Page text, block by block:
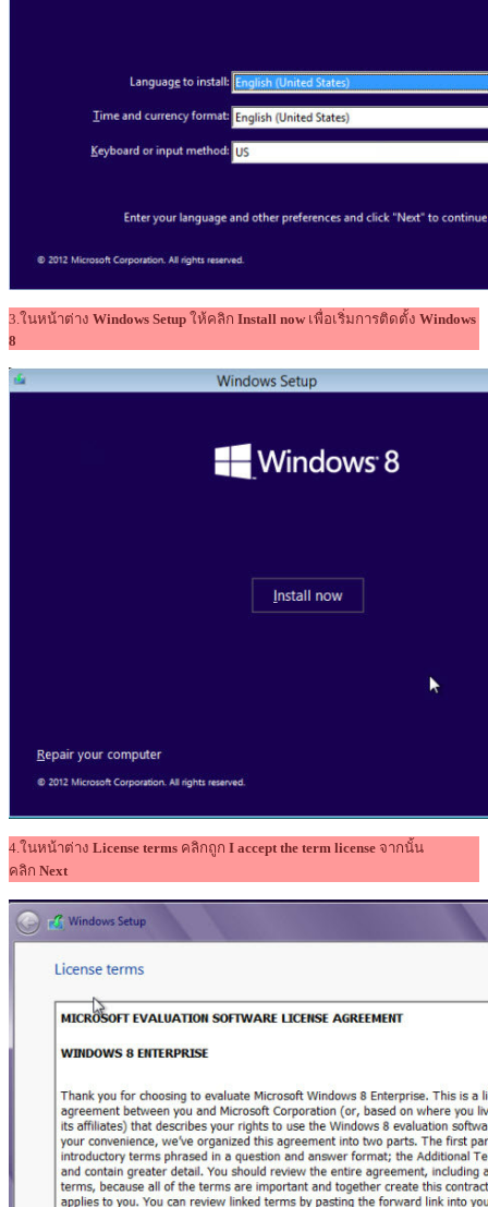
3.ในหน้าต่าง Windows Setup ให้คลิก Install now เพื่อเริ่มการติดตั้ง Windows
8
4.ในหน้าต่าง License terms คลิกถูก I accept the term license จากนั้น
คลิก Next